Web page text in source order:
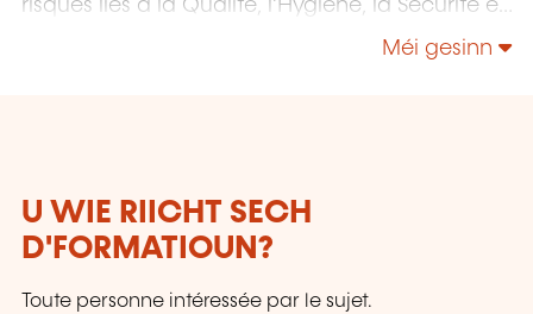
risques liés à la Qualité, l'Hygiène, la Sécurité et
Méi gesinn
U WIE RIICHT SECH
D'FORMATIOUN?
Toute personne intéressée par le sujet.